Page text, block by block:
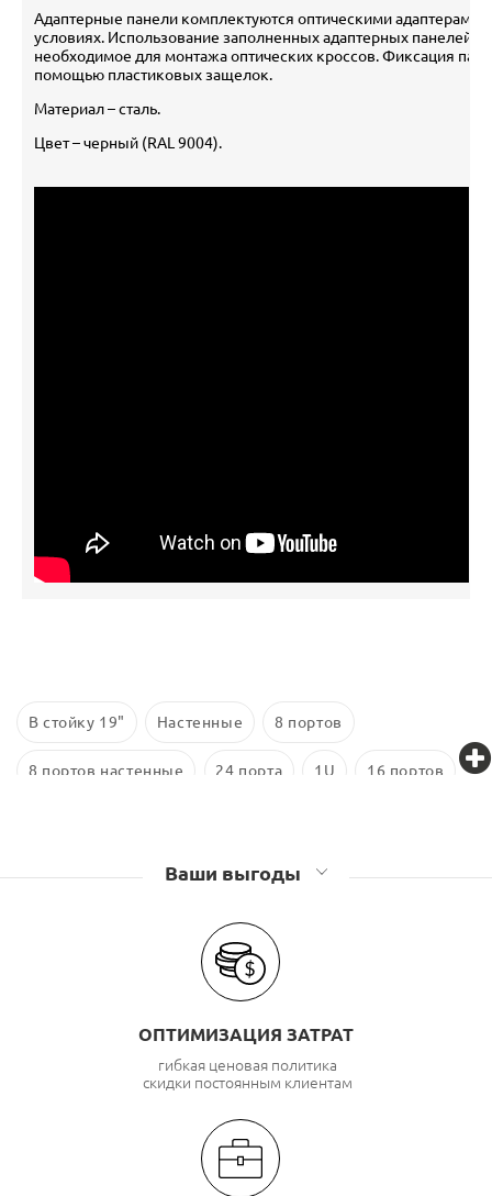
Адаптерные панели комплектуются оптическими адаптерами,
условиях. Использование заполненных адаптерных панелей
необходимое для монтажа оптических кроссов. Фиксация
помощью пластиковых защелок.
Материал – cталь.
Цвет – черный (RAL 9004).
В стойку 19" Настенные 8 портов
8 портов настенные 24 порта 1U 16 портов
Ваши выгоды
ОПТИМИЗАЦИЯ ЗАТРАТ
гибкая ценовая политика
скидки постоянным клиентам